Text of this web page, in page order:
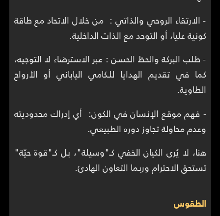
- الارتقاء الروحي والذاتي : من خلال الاتحاد مع طاقة
كونية عليا، أو التوحد مع الذات الداخلية.
- طلب البركة والحظ الحسن : عبر الاسترضاء لا التوجيه،
كما في تقديم الهدايا للـكامي الياباني أو الأرواح
الطاوية.
- فهم موقع الإنسان في الكون: أي إدراك محدوديته
وعدم محاولة تجاوز دوره الطبيعي.
هنا، لا يُرى الكيان الخفي كـ"وسيلة"، بل كـ"قوة حيّة"
تستحق الاحترام وربما التعاون الهادئ.
الطقوس